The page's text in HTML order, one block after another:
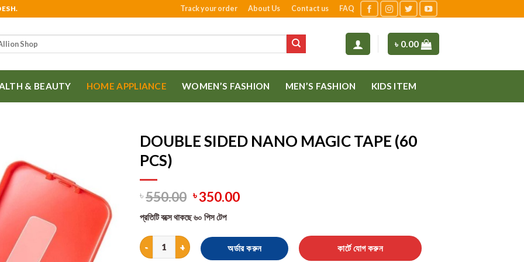
Track your order About Us Contact us FAQ
৳ 0.00
& BEAUTY HOME APPLIANCE WOMEN’S FASHION MEN’S FASHION KIDS ITEM
DOUBLE SIDED NANO MAGIC TAPE (60
PCS)
৳550.00 ৳350.00
প্রতিটি বক্সে থাকছে ৬০ পিস টেপ
DOUBLE SIDED NANO MAGIC TAPE (60 PCS) quantity
অর্ডার করুন কার্টে যোগ করুন